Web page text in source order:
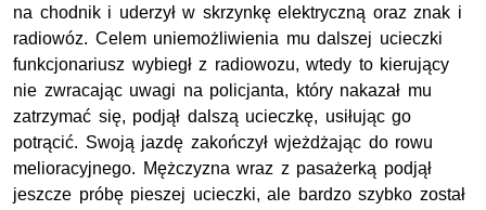
na chodnik i uderzył w skrzynkę elektryczną oraz znak i
radiowóz. Celem uniemożliwienia mu dalszej ucieczki
funkcjonariusz wybiegł z radiowozu, wtedy to kierujący
nie zwracając uwagi na policjanta, który nakazał mu
zatrzymać się, podjął dalszą ucieczkę, usiłując go
potrącić. Swoją jazdę zakończył wjeżdżając do rowu
melioracyjnego. Mężczyzna wraz z pasażerką podjął
jeszcze próbę pieszej ucieczki, ale bardzo szybko został